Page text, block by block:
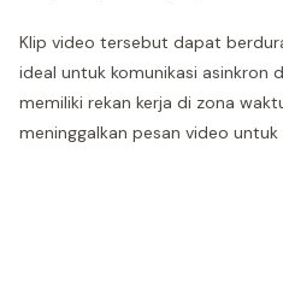
Klip video tersebut dapat
ideal untuk komunikasi asinkron
memiliki rekan kerja di zona
meninggalkan pesan video untuk